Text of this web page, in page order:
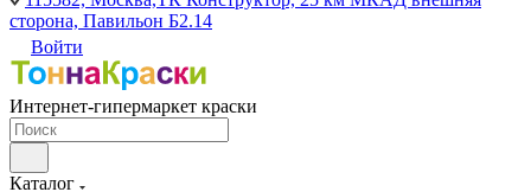
сторона, Павильон Б2.14
Войти
Интернет-гипермаркет краски
Каталог